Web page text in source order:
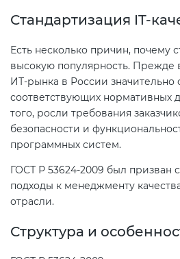
Стандартизация IT-
Есть несколько причин, почему
высокую популярность. Прежде
ИТ-рынка в России
соответствующих нормативных
того, росли требования
безопасности и
программных систем.
ГОСТ Р 53624-2009 был призван
подходы к менеджменту
отрасли.
Структура и
Сертификация бытовой
Сертификация легкой
промышленности
Сертификация мебели
Сертификация упаковки
Сертификация импортной
продукции
Сертификат ГОСТ Р ИСО/МЭК
Сертификат ГОСТ Р ИСО
2012
Сертификат ГОСТ Р ИСО/МЭК
27001-2021
Сертификат на ИСМ
Регистрация товарного
Регистрация товарного
(торговой марки) в
Регистрация товарного
(торговой марки) в
Заключение ФСТЭК
Декларация связи
О безопасности дорог (ТР ТС
014/2011)
О безопасности
для работы во
средах (ТР ТС 012/2011)
лифтов»
обеспечения пожарной